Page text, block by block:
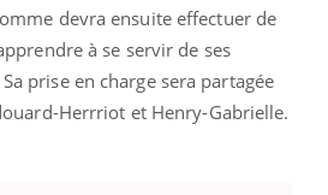
devra ensuite effectuer de
à se servir de ses
prise en charge sera partagée
Herrriot et Henry-Gabrielle.